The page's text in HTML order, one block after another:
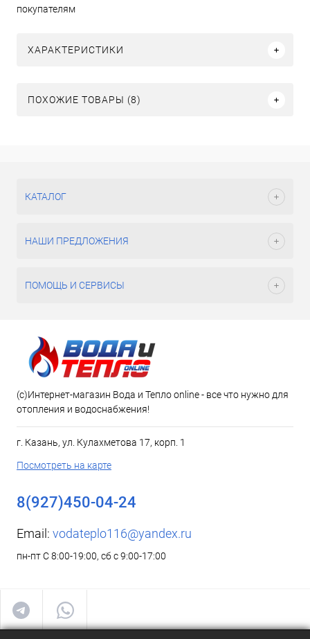
покупателям
ХАРАКТЕРИСТИКИ
ПОХОЖИЕ ТОВАРЫ (8)
КАТАЛОГ
НАШИ ПРЕДЛОЖЕНИЯ
ПОМОЩЬ И СЕРВИСЫ
(c)Интернет-магазин Вода и Тепло online - все что нужно для
отопления и водоснабжения!
г. Казань, ул. Кулахметова 17, корп. 1
Посмотреть на карте
8(927)450-04-24
Email: vodateplo116@yandex.ru
пн-пт С 8:00-19:00, сб с 9:00-17:00